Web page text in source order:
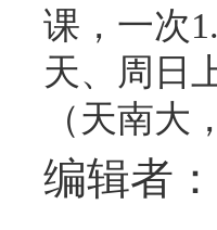
课，一次
天、周日
（天南大
编辑者：